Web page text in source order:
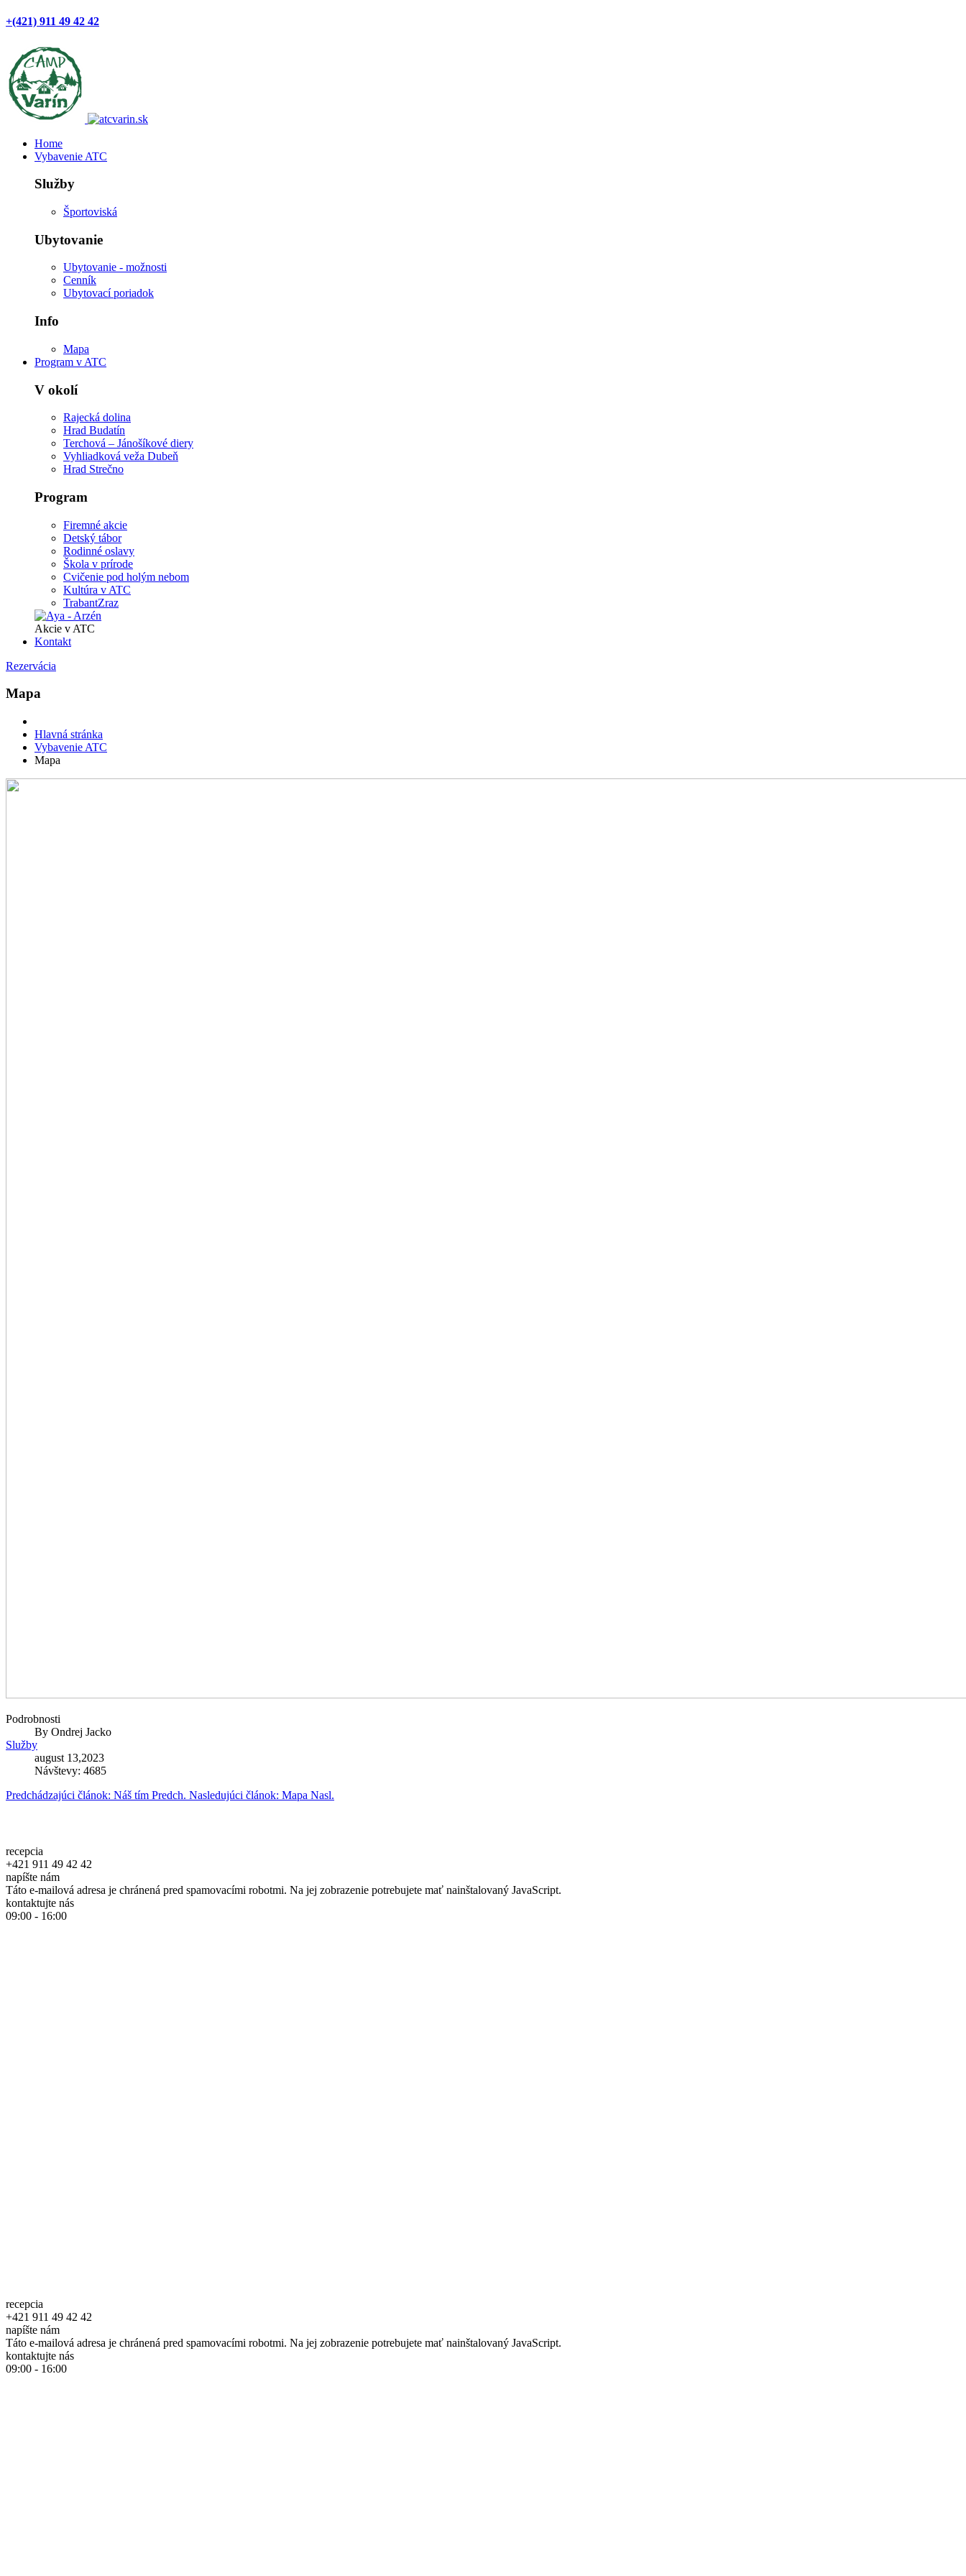
+(421) 911 49 42 42
Home
Vybavenie ATC
Služby
Športoviská
Ubytovanie
Ubytovanie - možnosti
Cenník
Ubytovací poriadok
Info
Mapa
Program v ATC
V okolí
Rajecká dolina
Hrad Budatín
Terchová – Jánošíkové diery
Vyhliadková veža Dubeň
Hrad Strečno
Program
Firemné akcie
Detský tábor
Rodinné oslavy
Škola v prírode
Cvičenie pod holým nebom
Kultúra v ATC
TrabantZraz
Akcie v ATC
Kontakt
Rezervácia
Mapa
Hlavná stránka
Vybavenie ATC
Mapa
Podrobnosti
By Ondrej Jacko
Služby
august 13,2023
Návštevy: 4685
Predchádzajúci článok: Náš tím Predch. Nasledujúci článok: Mapa Nasl.
recepcia
+421 911 49 42 42
napíšte nám
Táto e-mailová adresa je chránená pred spamovacími robotmi. Na jej zobrazenie potrebujete mať nainštalovaný JavaScript.
kontaktujte nás
09:00 - 16:00
recepcia
+421 911 49 42 42
napíšte nám
Táto e-mailová adresa je chránená pred spamovacími robotmi. Na jej zobrazenie potrebujete mať nainštalovaný JavaScript.
kontaktujte nás
09:00 - 16:00